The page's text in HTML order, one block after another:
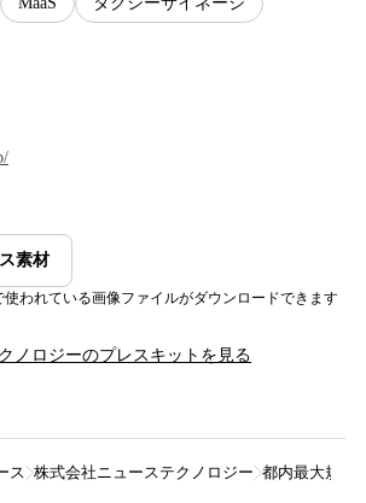
素材
われている画像ファイルがダウンロードできます
ノロジーのプレスキットを見る
ス 株式会社ニューステクノロジー 都内最大規模